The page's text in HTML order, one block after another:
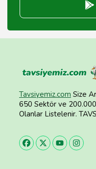
Tavsiyemiz.com Size
650 Sektör ve 200.000
Olanlar Listelenir.